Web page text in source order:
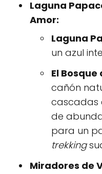
Laguna
Amor:
Laguna
un azul
El Bosque
cañón
cascadas
de
para un
trekking
Miradores de